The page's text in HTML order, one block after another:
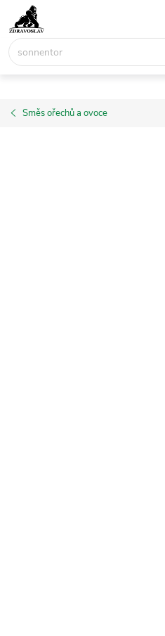
na
obsah
Směs ořechů a ovoce